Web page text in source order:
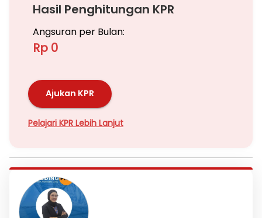
Hasil Penghitungan KPR
Angsuran per Bulan:
Rp 0
Ajukan KPR
Pelajari KPR Lebih Lanjut